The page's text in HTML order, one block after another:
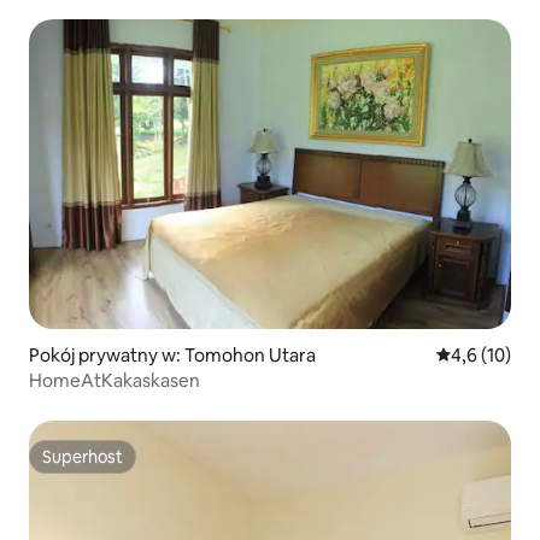
Pokój prywatny w: Tomohon Utara Średnia
4,6 (10)
HomeAtKakaskasen
Superhost
Superhost